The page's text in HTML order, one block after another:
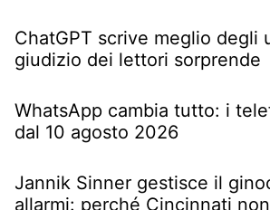
ChatGPT scrive meglio degli
giudizio dei lettori sorprende
WhatsApp cambia tutto: i
dal 10 agosto 2026
Jannik Sinner gestisce il
allarmi: perché Cincinnati